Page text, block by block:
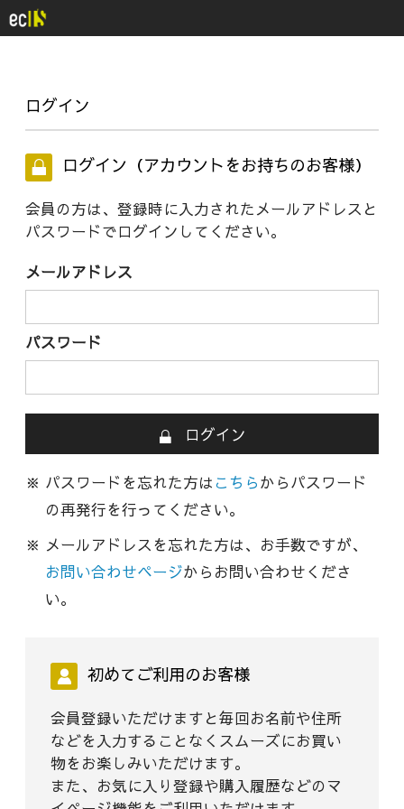
ログイン
ログイン（アカウントをお持ちのお客様）
会員の方は、登録時に入力されたメールアドレスと
パスワードでログインしてください。
メールアドレス
パスワード
ログイン
パスワードを忘れた方はこちらからパスワード
の再発行を行ってください。
メールアドレスを忘れた方は、お手数ですが、
お問い合わせページからお問い合わせくださ
い。
初めてご利用のお客様
会員登録いただけますと毎回お名前や住所
などを入力することなくスムーズにお買い
物をお楽しみいただけます。
また、お気に入り登録や購入履歴などのマ